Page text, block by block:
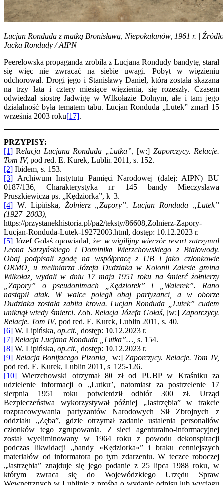
Lucjan Ronduda z matką Bronisławą, Niepokalanów, 1961 r. |
Jacka Rondudy / AIPN
Peerelowska propaganda zrobiła z Lucjana Rondudy bandytę, starał
się więc nie zwracać na siebie uwagi. Pobyt w więzieniu
odchorował. Drogi jego i Stanisławy Daniel, która została skazana
na trzy lata i cztery miesiące więzienia, się rozeszły. Czasem
odwiedzał siostrę Jadwigę w Wilkołazie Dolnym, ale i tam jego
działalność była tematem tabu. Lucjan Ronduda „Lutek” zmarł 15
września 2003 roku[17].
PRZYPISY:
[1] Relacja Lucjana Ronduda „Lutka”, [w:] Zaporczycy. Relacje.
Tom IV, pod red. E. Kurek, Lublin 2011, s. 152.
[2] Ibidem, s. 153.
[3] Archiwum Instytutu Pamięci Narodowej (dalej: AIPN) BU
0187/136, Charakterystyka nr 145 bandy Mieczysława
Pruszkiewicza ps. „Kędziorka”, k. 3.
[4] W. Lipińska, Żołnierz „Zapory”. Lucjan Ronduda „Lutek”
(1927–2003),
https://przystanekhistoria.pl/pa2/teksty/86608,Zolnierz-Zapory-
Lucjan-Ronduda-Lutek-19272003.html, dostęp: 10.12.2023 r.
[5] Józef Gołaś opowiadał, że: w wigilijny wieczór resort zatrzymał
Leona Sarzyńskiego i Dominika Wierzchowskiego z Białowody.
Obaj podpisali zgodę na współpracę z UB i jako członkowie
ORMO, u meliniarza Józefa Dudziaka w Kolonii Zalesie gmina
Wilkołaz, wydali w dniu 17 maja 1951 roku na śmierć żołnierzy
„Zapory” o pseudonimach „Kędziorek” i „Walerek”. Rano
nastąpił atak. W walce polegli obaj partyzanci, a w oborze
Dudziaka została zabita krowa. Lucjan Ronduda „Lutek” cudem
uniknął wtedy śmierci. Zob. Relacja Józefa Gołaś, [w:] Zaporczycy.
Relacje. Tom IV, pod red. E. Kurek, Lublin 2011, s. 40.
[6] W. Lipińska, op.cit., dostęp: 10.12.2023 r.
[7] Relacja Lucjana Ronduda „Lutka”…, s. 154.
[8] W. Lipińska, op.cit., dostęp: 10.12.2023 r.
[9] Relacja Bonifacego Pizonia, [w:]Zaporczycy. Relacje. Tom IV,
pod red. E. Kurek, Lublin 2011, s. 125-126.
[10] Wierzchowski otrzymał 80 zł od PUBP w Kraśniku za
udzielenie informacji o „Lutku”, natomiast za postrzelenie 17
sierpnia 1951 roku potwierdził odbiór 300 zł. Urząd
Bezpieczeństwa wykorzystywał później „Jastrzębia” w trakcie
rozpracowywania partyzantów Narodowych Sił Zbrojnych z
oddziału „Zęba”, gdzie otrzymał zadanie ustalenia personaliów
członków tego zgrupowania. Z sieci agenturalno-informacyjnej
został wyeliminowany w 1964 roku z powodu dekonspiracji
podczas likwidacji „bandy «Kędziorka»” i braku cenniejszych
materiałów od informatora po tym zdarzeniu. W teczce roboczej
„Jastrzębia” znajduje się jego podanie z 25 lipca 1988 roku, w
którym zwraca się do Wojewódzkiego Urzędu Spraw
Wewnętrznych w Lublinie z prośbą o wydanie odpisu lub wyciągu